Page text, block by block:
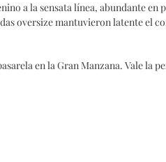
a la sensata línea, abundante en
oversize mantuvieron latente el
en la Gran Manzana. Vale la